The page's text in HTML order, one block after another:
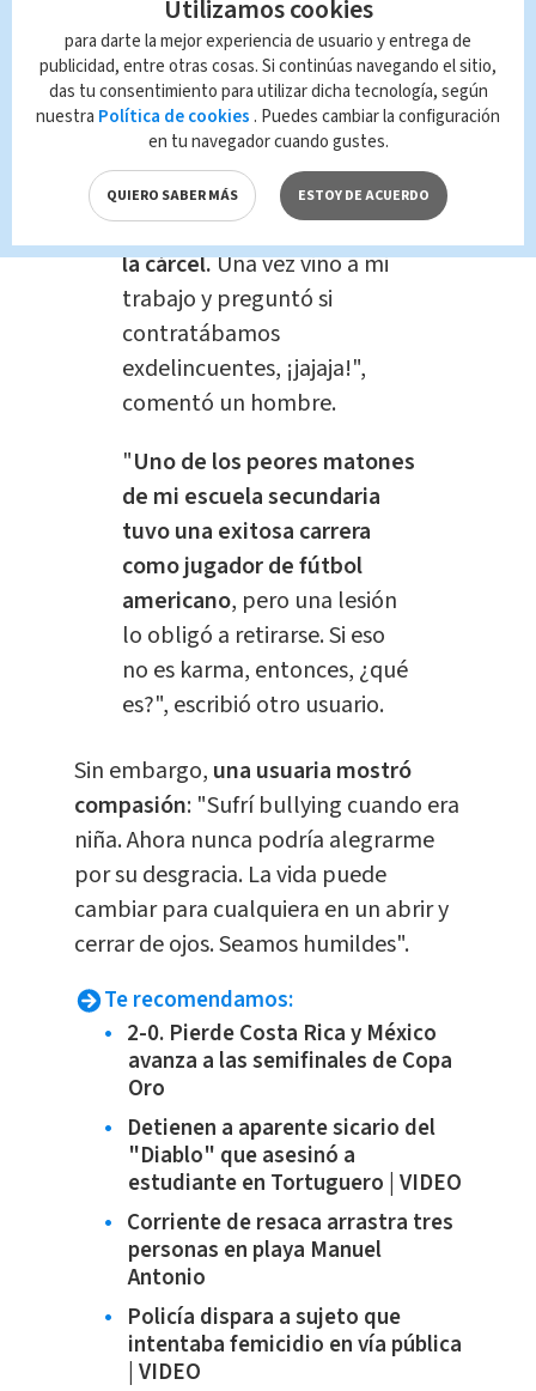
Por otro lado,numerosos internautas
compartieron sus propias
experiencias de bullying.
"Me enteré de que uno de
los acosadores terminó en
la cárcel.Una vez vino a mi
trabajo y preguntó si
contratábamos
exdelincuentes, ¡jajaja!",
comentó un hombre.
"Uno de los peores matones
de mi escuela secundaria
tuvo una exitosa carrera
como jugador de fútbol
americano, pero una lesión
lo obligó a retirarse. Si eso
no es karma, entonces, ¿qué
es?", escribió otro usuario.
Sin embargo, una usuaria mostró
compasión: "Sufrí bullying cuando era
niña. Ahora nunca podría alegrarme
por su desgracia. La vida puede
cambiar para cualquiera en un abrir y
cerrar de ojos. Seamos humildes".
Te recomendamos:
2-0. Pierde Costa Rica y México
avanza a las semifinales de Copa
Oro
Detienen a aparente sicario del
"Diablo" que asesinó a
estudiante en Tortuguero | VIDEO
Corriente de resaca arrastra tres
personas en playa Manuel
Antonio
Policía dispara a sujeto que
intentaba femicidio en vía pública
| VIDEO
Utilizamos cookies
para darte la mejor experiencia de usuario y entrega de
publicidad, entre otras cosas. Si continúas navegando el sitio,
das tu consentimiento para utilizar dicha tecnología, según
nuestra Política de cookies . Puedes cambiar la configuración
en tu navegador cuando gustes.
QUIERO SABER MÁS ESTOY DE ACUERDO